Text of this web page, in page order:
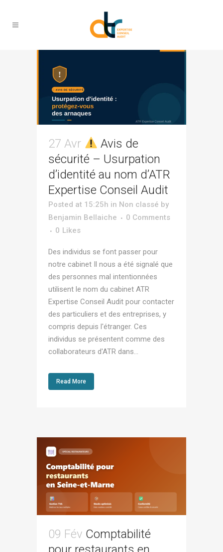
27 Avr
Avis de
sécurité – Usurpation
d’identité au nom d’ATR
Expertise Conseil Audit
Posted at 15:25h in Non classé by
Benjamin Bellaiche
0 Comments
0 Likes
Des individus se font passer pour
notre cabinet Il nous a été signalé que
des personnes mal intentionnées
utilisent le nom du cabinet ATR
Expertise Conseil Audit pour contacter
des particuliers et des entreprises, y
compris depuis l'étranger. Ces
individus se présentent comme des
collaborateurs d'ATR dans...
Read More
09 Fév Comptabilité